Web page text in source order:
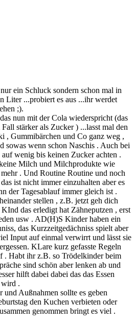
ein Schluck sondern schon mal in
Liter ...probiert es aus ...ihr werdet
;).
nun mit der Cola wiederspricht (das
stärker als Zucker ) ...lasst mal den
, Gummibärchen und Co ganz weg ,
sowas wenn schon Naschis . Auch bei
wenig bis keinen Zucker achten .
Milch und Milchprodukte wie
. Und Routine Routine und noch
ist nicht immer einzuhalten aber es
der Tagesablauf immer gleich ist .
stellen , z.B. jetzt geh dich
das erledigt hat Zähneputzen , erst
usw . AD(H)S Kinder haben ein
das Kurzzeitgedächniss spielt aber
Input auf einmal verwirrt und lässt sie
KLare kurz gefasste Regeln
. Habt ihr z.B. so Trödelkinder beim
sind schön aber lenken ab und
hilft dabei dabei das das Essen
wird .
und Außnahmen sollte es geben
den Kuchen verbieten oder
genommen bringt es viel .